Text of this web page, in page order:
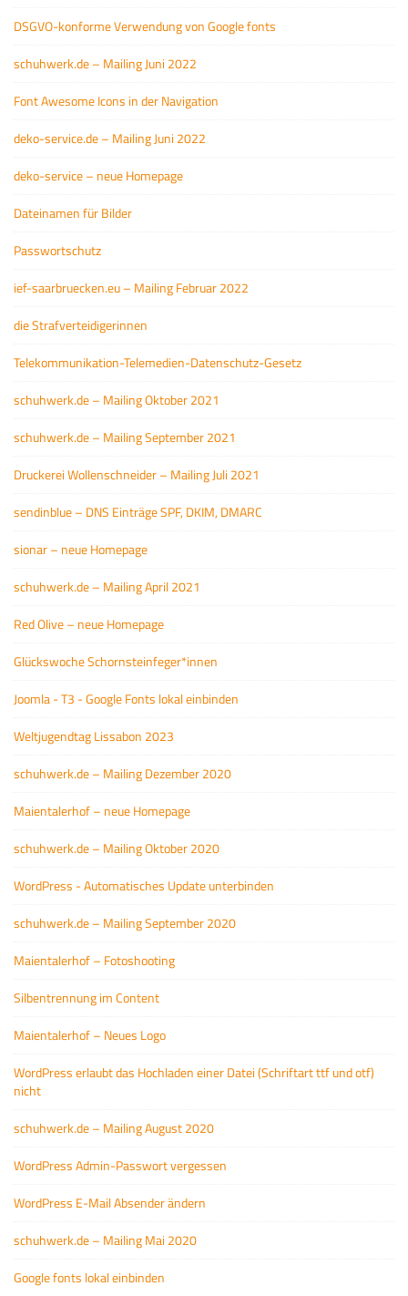
DSGVO-konforme Verwendung von Google fonts
schuhwerk.de – Mailing Juni 2022
Font Awesome Icons in der Navigation
deko-service.de – Mailing Juni 2022
deko-service – neue Homepage
Dateinamen für Bilder
Passwortschutz
ief-saarbruecken.eu – Mailing Februar 2022
die Strafverteidigerinnen
Telekommunikation-Telemedien-Datenschutz-Gesetz
schuhwerk.de – Mailing Oktober 2021
schuhwerk.de – Mailing September 2021
Druckerei Wollenschneider – Mailing Juli 2021
sendinblue – DNS Einträge SPF, DKIM, DMARC
sionar – neue Homepage
schuhwerk.de – Mailing April 2021
Red Olive – neue Homepage
Glückswoche Schornsteinfeger*innen
Joomla - T3 - Google Fonts lokal einbinden
Weltjugendtag Lissabon 2023
schuhwerk.de – Mailing Dezember 2020
Maientalerhof – neue Homepage
schuhwerk.de – Mailing Oktober 2020
WordPress - Automatisches Update unterbinden
schuhwerk.de – Mailing September 2020
Maientalerhof – Fotoshooting
Silbentrennung im Content
Maientalerhof – Neues Logo
WordPress erlaubt das Hochladen einer Datei (Schriftart ttf und otf)
nicht
schuhwerk.de – Mailing August 2020
WordPress Admin-Passwort vergessen
WordPress E-Mail Absender ändern
schuhwerk.de – Mailing Mai 2020
Google fonts lokal einbinden